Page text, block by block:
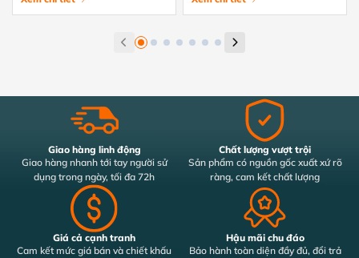
Giao hàng linh động
Giao hàng nhanh tới tay người sử
dụng trong ngày, tối đa 72h
Chất lượng vượt trội
Sản phẩm có nguồn gốc xuất xứ rõ
ràng, cam kết chất lượng
Giá cả cạnh tranh
Cam kết mức giá bán và chiết khấu
Hậu mãi chu đáo
Bảo hành toàn diện đầy đủ, đổi trả